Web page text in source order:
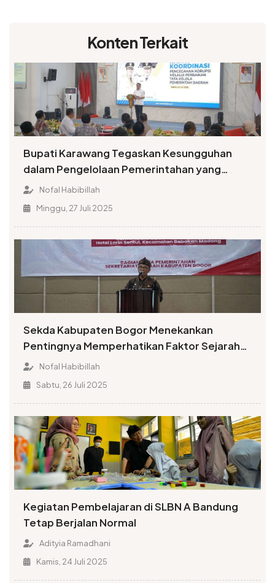
Konten Terkait
Bupati Karawang Tegaskan Kesungguhan
dalam Pengelolaan Pemerintahan yang
Terbuka
Nofal Habibillah
Minggu, 27 Juli 2025
Sekda Kabupaten Bogor Menekankan
Pentingnya Memperhatikan Faktor Sejarah
dalam Penamaan Rupabumi
Nofal Habibillah
Sabtu, 26 Juli 2025
Kegiatan Pembelajaran di SLBN A Bandung
Tetap Berjalan Normal
Adityia Ramadhani
Kamis, 24 Juli 2025